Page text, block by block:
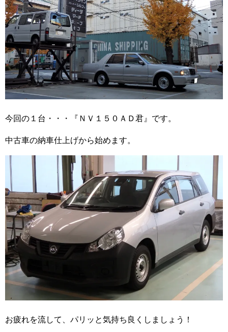
今回の１台・・・『ＮＶ１５０ＡＤ君』です。
中古車の納車仕上げから始めます。
お疲れを流して、パリッと気持ち良くしましょう！